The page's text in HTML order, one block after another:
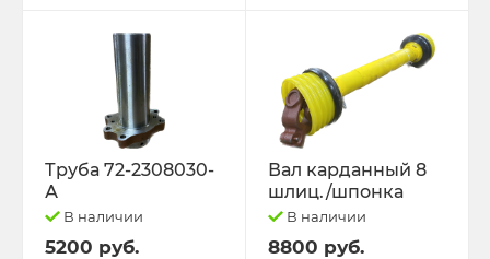
Труба 72-2308030-
А
В наличии
5200 руб.
Вал карданный 8
шлиц./шпонка
В наличии
8800 руб.